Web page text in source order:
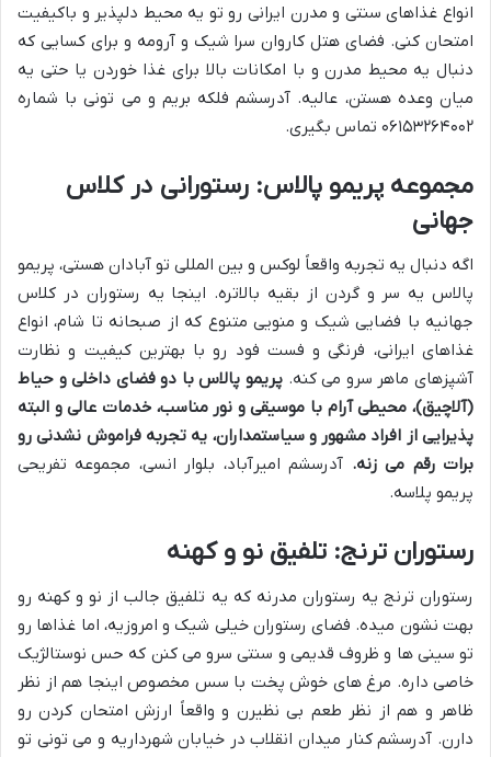
انواع غذاهای سنتی و مدرن ایرانی رو تو یه محیط دلپذیر و باکیفیت
امتحان کنی. فضای هتل کاروان سرا شیک و آرومه و برای کسایی که
دنبال یه محیط مدرن و با امکانات بالا برای غذا خوردن یا حتی یه
میان وعده هستن، عالیه. آدرسشم فلکه بریم و می تونی با شماره
۰۶۱۵۳۲۶۴۰۰۲ تماس بگیری.
مجموعه پریمو پالاس: رستورانی در کلاس
جهانی
اگه دنبال یه تجربه واقعاً لوکس و بین المللی تو آبادان هستی، پریمو
پالاس یه سر و گردن از بقیه بالاتره. اینجا یه رستوران در کلاس
جهانیه با فضایی شیک و منویی متنوع که از صبحانه تا شام، انواع
غذاهای ایرانی، فرنگی و فست فود رو با بهترین کیفیت و نظارت
آشپزهای ماهر سرو می کنه. پریمو پالاس با دو فضای داخلی و حیاط
(آلاچیق)، محیطی آرام با موسیقی و نور مناسب، خدمات عالی و البته
پذیرایی از افراد مشهور و سیاستمداران، یه تجربه فراموش نشدنی رو
برات رقم می زنه. آدرسشم امیرآباد، بلوار انسی، مجموعه تفریحی
پریمو پلاسه.
رستوران ترنج: تلفیق نو و کهنه
رستوران ترنج یه رستوران مدرنه که یه تلفیق جالب از نو و کهنه رو
بهت نشون میده. فضای رستوران خیلی شیک و امروزیه، اما غذاها رو
تو سینی ها و ظروف قدیمی و سنتی سرو می کنن که حس نوستالژیک
خاصی داره. مرغ های خوش پخت با سس مخصوص اینجا هم از نظر
ظاهر و هم از نظر طعم بی نظیرن و واقعاً ارزش امتحان کردن رو
دارن. آدرسشم کنار میدان انقلاب در خیابان شهرداریه و می تونی تو